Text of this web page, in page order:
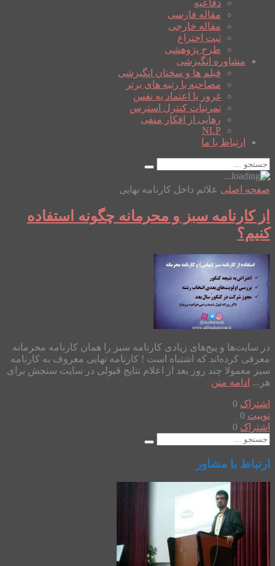
دفاعیه
مقاله فارسی
مقاله خارجی
ثبت اختراع
طرح پژوهشی
مشاوره انگیزشی
فیلم ها و سخنان انگیزشی
مصاحبه با رتبه های برتر
غرور یا اعتماد به نفس
تمرینات کنترل استرس
رهایی از افکار منفی
NLP
ارتباط با ما
صفحه اصلی علائم داخل کارنامه نهایی
از کارنامه سبز و محرمانه چگونه استفاده
کنیم؟
در سایت‌ها و پیج‌های زیادی کارنامه سبز را همان کارنامه محرمانه
معرفی کرده‌اند که اشتباه است ! کارنامه نهایی معروف به کارنامه
سبز معمولا چند روز بعد از اعلام نتایج قبولی در سایت سنجش برای
هر... ادامه متن
اشتراک 0
توییت 0
اشتراک 0
ارتباط با مشاور